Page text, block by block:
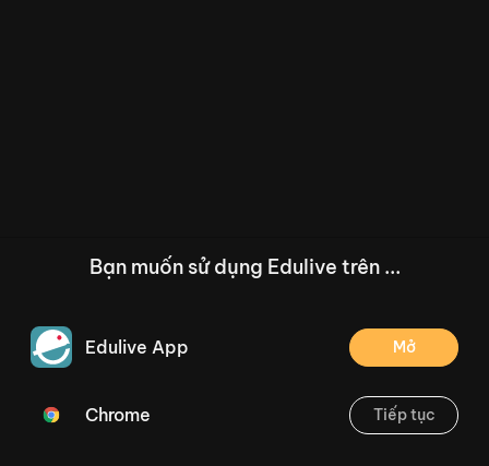
/--
Thoát
Bạn muốn sử dụng Edulive trên ...
Edulive App Mở
Chrome Tiếp tục